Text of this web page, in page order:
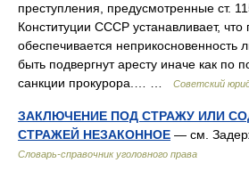
преступления, предусмотренные ст.
Конституции СССР устанавливает,
обеспечивается неприкосновенность
быть подвергнут аресту иначе как по
санкции прокурора.… …
Советский
ЗАКЛЮЧЕНИЕ ПОД СТРАЖУ ИЛИ
СТРАЖЕЙ НЕЗАКОННОЕ — см.
Словарь-справочник уголовного права